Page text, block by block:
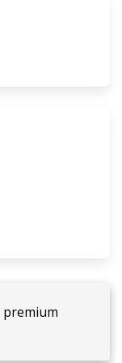
premium